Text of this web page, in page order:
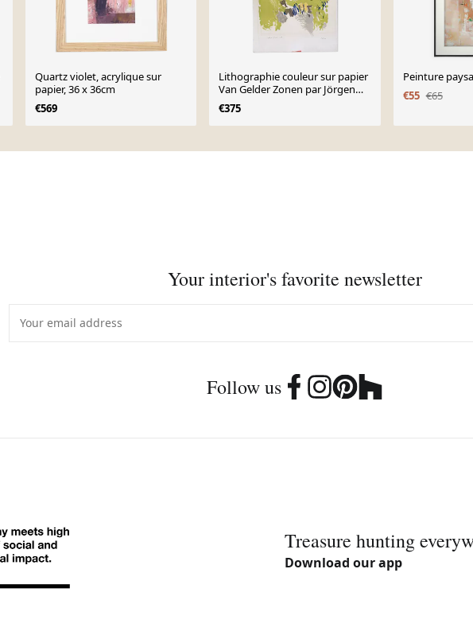
Quartz violet, acrylique sur
papier, 36 x 36cm
€569
Lithographie couleur sur papier
Van Gelder Zonen par Jörgen
Fogelqvist, années 1980
€375
Peinture
€55 €65
Your interior's favorite newsletter
Follow us
Treasure hunting
Download our app